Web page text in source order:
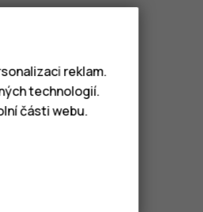
reklam.
technologií.
části webu.